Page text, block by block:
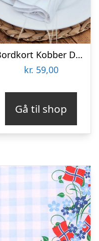
Bordkort Kobber Dekorationsring
kr. 59,00
Gå til shop